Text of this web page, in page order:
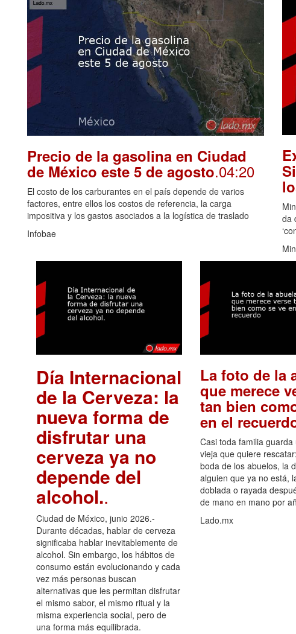
Precio de la gasolina en Ciudad
de México este 5 de agosto.04:20
El costo de los carburantes en el país depende de varios
factores, entre ellos los costos de referencia, la carga
impositiva y los gastos asociados a la logística de traslado
Infobae
da
Día Internacional
de la Cerveza: la
nueva forma de
disfrutar una
cerveza ya no
depende del
alcohol..
Ciudad de México, junio 2026.-
Durante décadas, hablar de cerveza
significaba hablar inevitablemente de
alcohol. Sin embargo, los hábitos de
consumo están evolucionando y cada
vez más personas buscan
alternativas que les permitan disfrutar
el mismo sabor, el mismo ritual y la
misma experiencia social, pero de
una forma más equilibrada.
La foto de la
que merece
tan bien
en el
Casi toda familia guarda
vieja que quiere
boda de los abuelos, la
alguien que ya no está,
doblada o rayada
de mano en mano por
Lado.mx